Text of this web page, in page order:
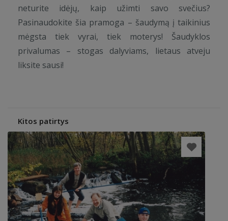
neturite idėjų, kaip užimti savo svečius?
Pasinaudokite šia pramoga – šaudymą į taikinius
mėgsta tiek vyrai, tiek moterys! Šaudyklos
privalumas – stogas dalyviams, lietaus atveju
liksite sausi!
Kitos patirtys